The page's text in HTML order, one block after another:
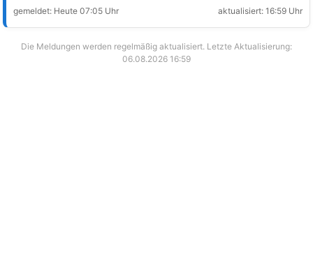
gemeldet: Heute 07:05 Uhr aktualisiert: 16:59 Uhr
Die Meldungen werden regelmäßig aktualisiert. Letzte Aktualisierung:
06.08.2026 16:59